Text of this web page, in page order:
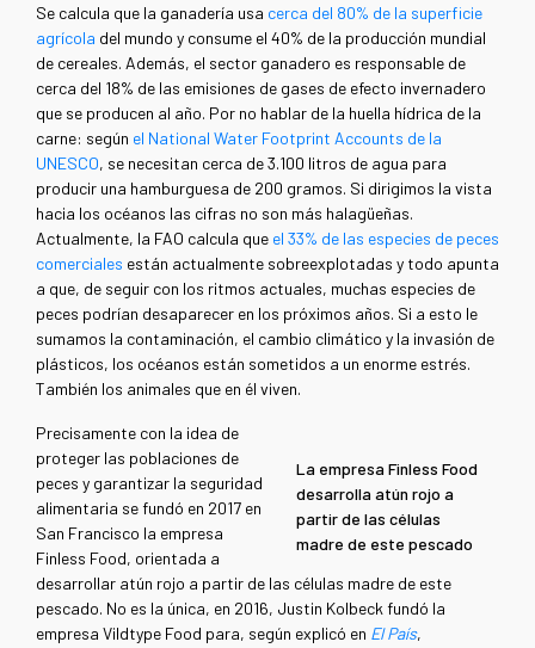
Se calcula que la ganadería usa cerca del 80% de la superficie
agrícola del mundo y consume el 40% de la producción mundial
de cereales. Además, el sector ganadero es responsable de
cerca del 18% de las emisiones de gases de efecto invernadero
que se producen al año. Por no hablar de la huella hídrica de la
carne: según el National Water Footprint Accounts de la
UNESCO, se necesitan cerca de 3.100 litros de agua para
producir una hamburguesa de 200 gramos. Si dirigimos la vista
hacia los océanos las cifras no son más halagüeñas.
Actualmente, la FAO calcula que el 33% de las especies de peces
comerciales están actualmente sobreexplotadas y todo apunta
a que, de seguir con los ritmos actuales, muchas especies de
peces podrían desaparecer en los próximos años. Si a esto le
sumamos la contaminación, el cambio climático y la invasión de
plásticos, los océanos están sometidos a un enorme estrés.
También los animales que en él viven.
La empresa Finless Food
desarrolla atún rojo a
partir de las células
madre de este pescado
Precisamente con la idea de
proteger las poblaciones de
peces y garantizar la seguridad
alimentaria se fundó en 2017 en
San Francisco la empresa
Finless Food, orientada a
desarrollar atún rojo a partir de las células madre de este
pescado. No es la única, en 2016, Justin Kolbeck fundó la
empresa Vildtype Food para, según explicó en El País,